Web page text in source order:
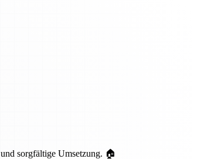
sorgfältige Umsetzung. 🏠